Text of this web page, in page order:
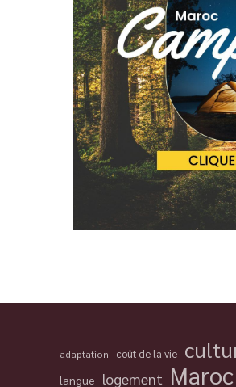
adaptation coût de la vie
langue logement Maroc